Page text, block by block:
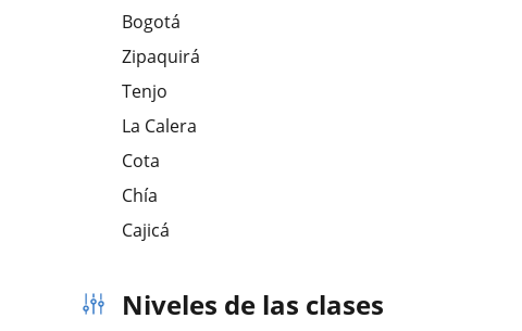
Bogotá
Zipaquirá
Tenjo
La Calera
Cota
Chía
Cajicá
Niveles de las clases